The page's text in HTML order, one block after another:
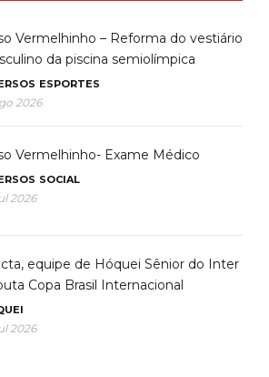
Vermelhinho – Reforma do vestiário
da piscina semiolímpica
ESPORTES
2026
Vermelhinho- Exame Médico
SOCIAL
2026
equipe de Hóquei Sênior do Inter
Copa Brasil Internacional
2026